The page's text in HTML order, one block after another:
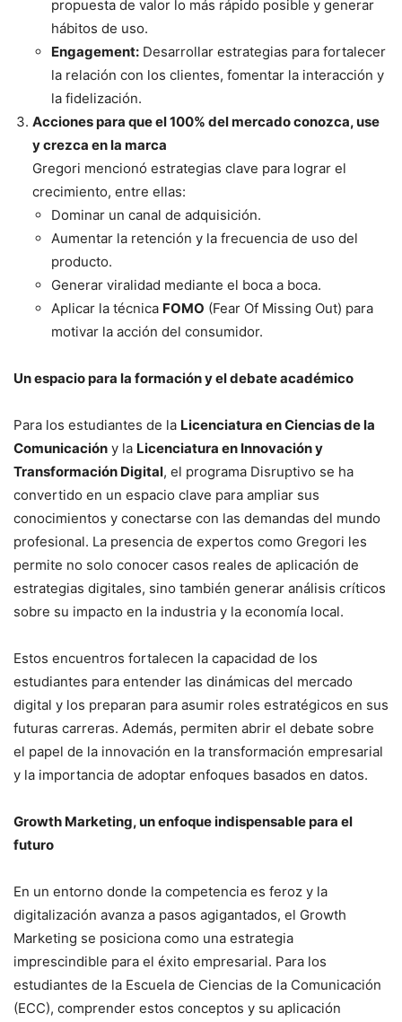
propuesta de valor lo más rápido posible y generar
hábitos de uso.
Engagement: Desarrollar estrategias para fortalecer
la relación con los clientes, fomentar la interacción y
la fidelización.
Acciones para que el 100% del mercado conozca, use
y crezca en la marca
Gregori mencionó estrategias clave para lograr el
crecimiento, entre ellas:
Dominar un canal de adquisición.
Aumentar la retención y la frecuencia de uso del
producto.
Generar viralidad mediante el boca a boca.
Aplicar la técnica FOMO (Fear Of Missing Out) para
motivar la acción del consumidor.
Un espacio para la formación y el debate académico
Para los estudiantes de la Licenciatura en Ciencias de la
Comunicación y la Licenciatura en Innovación y
Transformación Digital, el programa Disruptivo se ha
convertido en un espacio clave para ampliar sus
conocimientos y conectarse con las demandas del mundo
profesional. La presencia de expertos como Gregori les
permite no solo conocer casos reales de aplicación de
estrategias digitales, sino también generar análisis críticos
sobre su impacto en la industria y la economía local.
Estos encuentros fortalecen la capacidad de los
estudiantes para entender las dinámicas del mercado
digital y los preparan para asumir roles estratégicos en sus
futuras carreras. Además, permiten abrir el debate sobre
el papel de la innovación en la transformación empresarial
y la importancia de adoptar enfoques basados en datos.
Growth Marketing, un enfoque indispensable para el
futuro
En un entorno donde la competencia es feroz y la
digitalización avanza a pasos agigantados, el Growth
Marketing se posiciona como una estrategia
imprescindible para el éxito empresarial. Para los
estudiantes de la Escuela de Ciencias de la Comunicación
(ECC), comprender estos conceptos y su aplicación